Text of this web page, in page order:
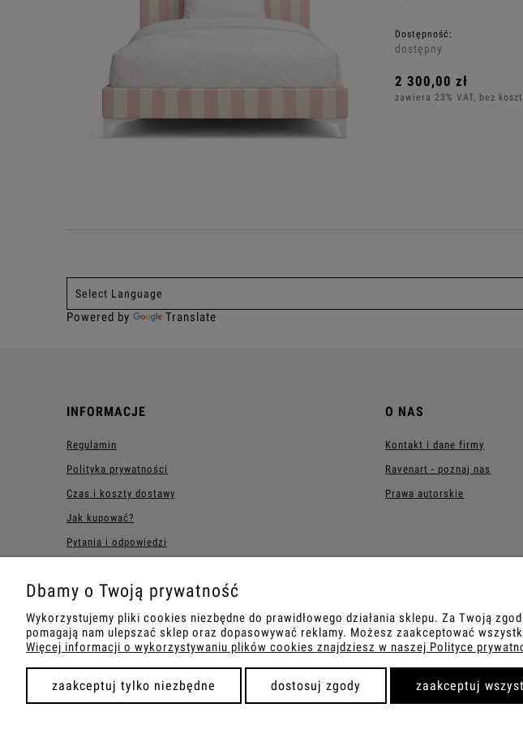
Dostępność:
dostępny
2 300,00 zł
zawiera 23% VAT, bez
Powered by Translate
INFORMACJE
Regulamin
Polityka prywatności
Czas i koszty dostawy
Jak kupować?
Pytania i odpowiedzi
O NAS
Kontakt i dane firmy
Ravenart - poznaj nas
Prawa autorskie
Sklep
Dbamy o Twoją prywatność
Wykorzystujemy pliki cookies niezbędne do prawidłowego działania sklepu. Za Twoją
pomagają nam ulepszać sklep oraz dopasowywać reklamy. Możesz zaakceptować
Więcej informacji o wykorzystywaniu plików cookies znajdziesz w naszej Polityce
zaakceptuj tylko niezbędne dostosuj zgody zaakceptuj